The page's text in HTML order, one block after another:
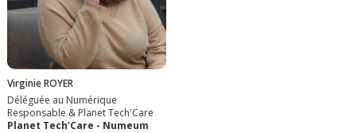
Virginie ROYER
Déléguée au Numérique
Responsable & Planet Tech'Care
Planet Tech'Care - Numeum